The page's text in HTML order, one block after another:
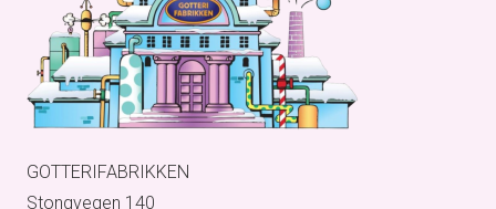
GOTTERIFABRIKKEN
Stongvegen 140